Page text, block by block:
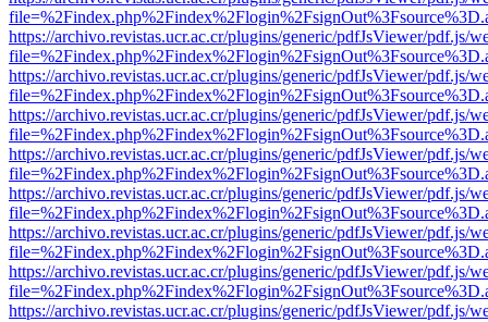
https://archivo.revistas.ucr.ac.cr/plugins/generic/pdfJsViewer/pdf.js/
https://archivo.revistas.ucr.ac.cr/plugins/generic/pdfJsViewer/pdf.js/
https://archivo.revistas.ucr.ac.cr/plugins/generic/pdfJsViewer/pdf.js/
https://archivo.revistas.ucr.ac.cr/plugins/generic/pdfJsViewer/pdf.js/
https://archivo.revistas.ucr.ac.cr/plugins/generic/pdfJsViewer/pdf.js/
https://archivo.revistas.ucr.ac.cr/plugins/generic/pdfJsViewer/pdf.js/
https://archivo.revistas.ucr.ac.cr/plugins/generic/pdfJsViewer/pdf.js/
https://archivo.revistas.ucr.ac.cr/plugins/generic/pdfJsViewer/pdf.js/